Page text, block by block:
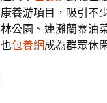
養游項目，吸引不
公園、連灘蘭寨油
包養網成為群眾休